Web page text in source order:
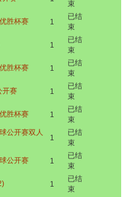
束
胜杯赛 1
已结
束
1
已结
束
胜杯赛 1
已结
束
开赛 1
已结
束
胜杯赛 1
已结
束
公开赛双人
1
已结
束
公开赛 1
已结
束
1
已结
束